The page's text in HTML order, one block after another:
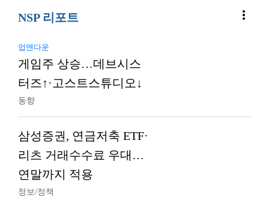
NSP 리포트 more_vert
업앤다운
게임주 상승…데브시스
터즈↑·고스트스튜디오↓
동향
삼성증권, 연금저축 ETF·
리츠 거래수수료 우대…
연말까지 적용
정보/정책